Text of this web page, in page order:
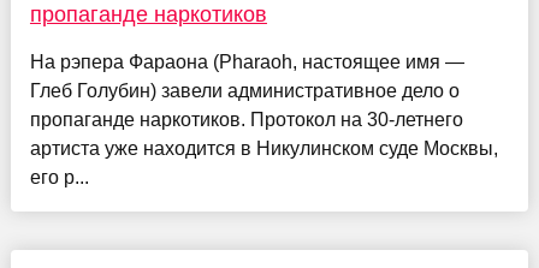
пропаганде наркотиков
На рэпера Фараона (Pharaoh, настоящее имя —
Глеб Голубин) завели административное дело о
пропаганде наркотиков. Протокол на 30-летнего
артиста уже находится в Никулинском суде Москвы,
его р...